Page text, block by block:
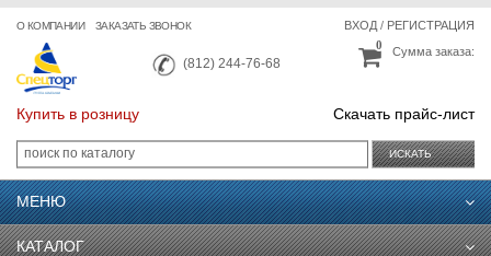
О КОМПАНИИ ЗАКАЗАТЬ ЗВОНОК
(812) 244-76-68
ВХОД/ РЕГИСТРАЦИЯ
Сумма заказа:
0
Купить в розницу Скачать прайс-лист
ИСКАТЬ
МЕНЮ
КАТАЛОГ